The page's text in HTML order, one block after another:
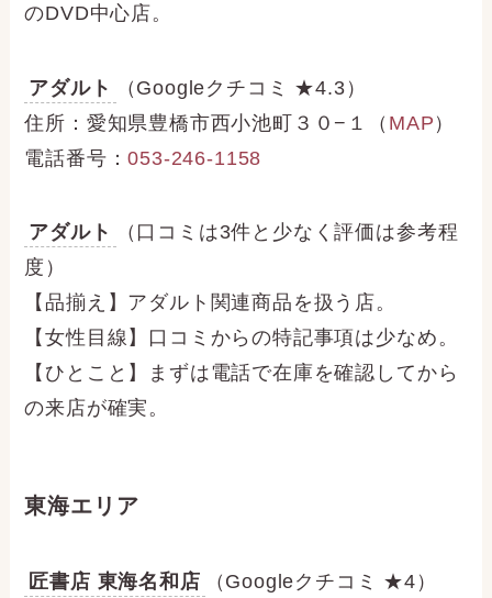
のDVD中心店。
アダルト
（Googleクチコミ ★4.3）
住所：愛知県豊橋市西小池町３０−１（ MAP ）
電話番号：053-246-1158
アダルト
（口コミは3件と少なく評価は参考程
度）
【品揃え】アダルト関連商品を扱う店。
【女性目線】口コミからの特記事項は少なめ。
【ひとこと】まずは電話で在庫を確認してから
の来店が確実。
東海エリア
匠書店 東海名和店
（Googleクチコミ ★4）